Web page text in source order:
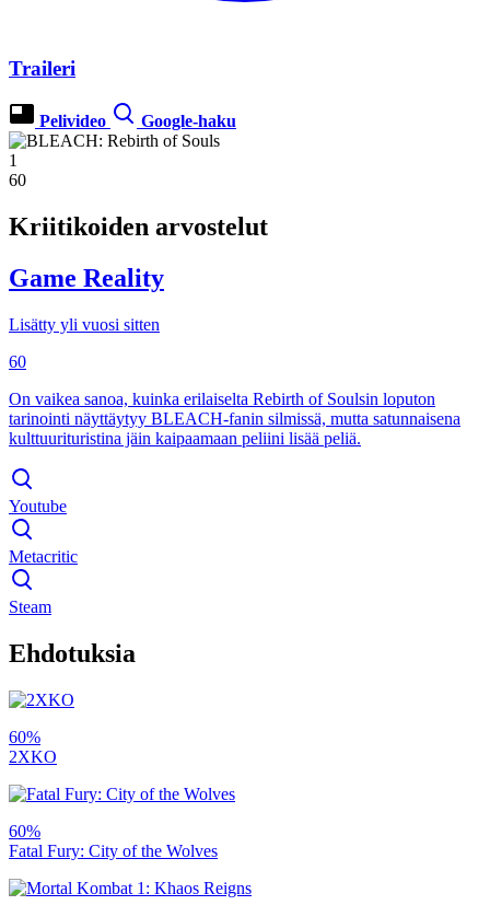
Traileri
Pelivideo Google-haku
1
60
Kriitikoiden arvostelut
Game Reality
Lisätty yli vuosi sitten
60
On vaikea sanoa, kuinka erilaiselta Rebirth of Soulsin loputon
tarinointi näyttäytyy BLEACH-fanin silmissä, mutta satunnaisena
kulttuurituristina jäin kaipaamaan peliini lisää peliä.
Youtube
Metacritic
Steam
Ehdotuksia
60%
2XKO
60%
Fatal Fury: City of the Wolves